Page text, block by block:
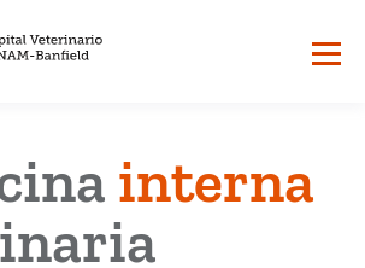
interna